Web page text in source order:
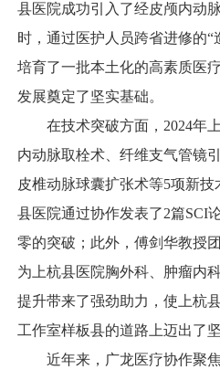
县医院成功引入了经皮颅内动
时，通过医护人员跨省进修的
培育了一批本土化的高素质医
发展奠定了坚实基础。
在技术突破方面，2024年上
内动脉取栓术、纤维支气管镜
皮椎动脉球囊扩张术等5项新
县医院通过协作发表了2篇SCI
零的突破；此外，傅剑华教授
为上杭县医院胸外科、肿瘤内
提升带来了强劲助力，使上杭
工作室样板县的道路上迈出了坚
近年来，广龙医疗协作聚焦